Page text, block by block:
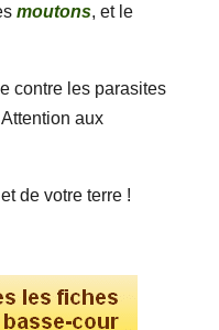
moutons, et le
contre les parasites
aux
de votre terre !